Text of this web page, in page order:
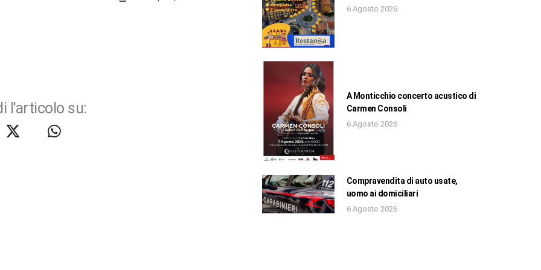
l'articolo su:
6 Agosto 2026
A Monticchio concerto acustico di
Carmen Consoli
6 Agosto 2026
Compravendita di auto usate,
uomo ai domiciliari
6 Agosto 2026